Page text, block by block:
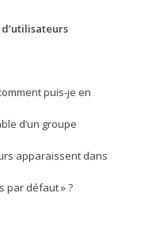
puis-je en
d’un groupe
apparaissent dans
par défaut » ?